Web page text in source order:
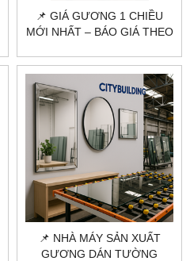
📌 GIÁ GƯƠNG 1 CHIỀU
MỚI NHẤT – BÁO GIÁ THEO
📌 NHÀ MÁY SẢN XUẤT
GƯƠNG DÁN TƯỜNG